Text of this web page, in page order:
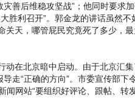
灾善后维稳攻坚战”；他同时要求
胜利召开”。郭金龙的讲话虽然
关天，哪管屁民究竟死了多少，
动在北京暗中启动。由于北京汇
走“正确的方向”。市委宣传部下
闻网站“要组织好评论、跟帖、转